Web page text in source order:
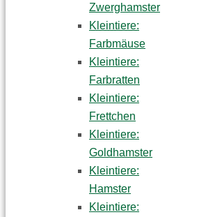
Zwerghamster
Kleintiere:
Farbmäuse
Kleintiere:
Farbratten
Kleintiere:
Frettchen
Kleintiere:
Goldhamster
Kleintiere:
Hamster
Kleintiere: